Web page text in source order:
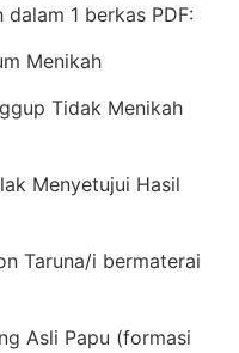
1 berkas PDF:
Menikah
Tidak Menikah
Menyetujui Hasil
Taruna/i bermaterai
Asli Papu (formasi